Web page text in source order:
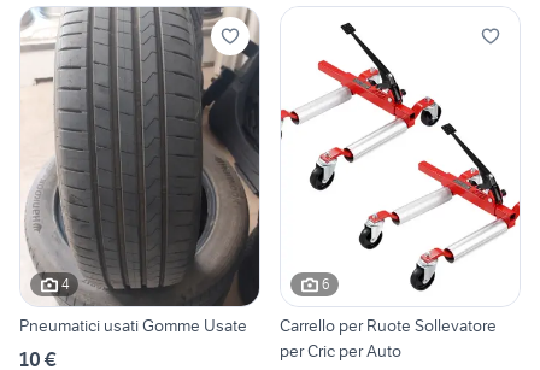
4
Pneumatici usati Gomme Usate
10 €
6
Carrello per Ruote Sollevatore
per Cric per Auto